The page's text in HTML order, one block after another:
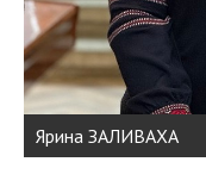
Ярина ЗАЛИВАХА